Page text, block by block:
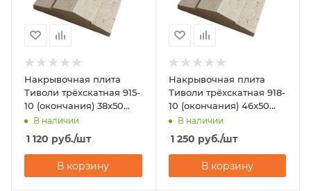
Накрывочная плита
Тиволи трёхскатная 915-
10 (окончания) 38x50
White Hills
В наличии
1 120 руб./шт
В корзину
Накрывочная плита
Тиволи трёхскатная 918-
10 (окончания) 46x50
White Hills
В наличии
1 250 руб./шт
В корзину